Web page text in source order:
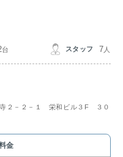
台 スタッフ 7 人
寺２－２－１ 栄和ビル３F ３０
金